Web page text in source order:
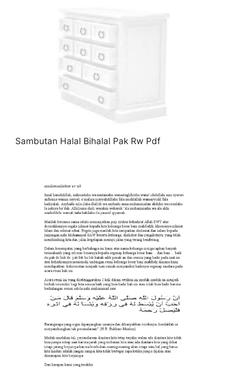
Sambutan Halal Bihalal Pak Rw Pdf